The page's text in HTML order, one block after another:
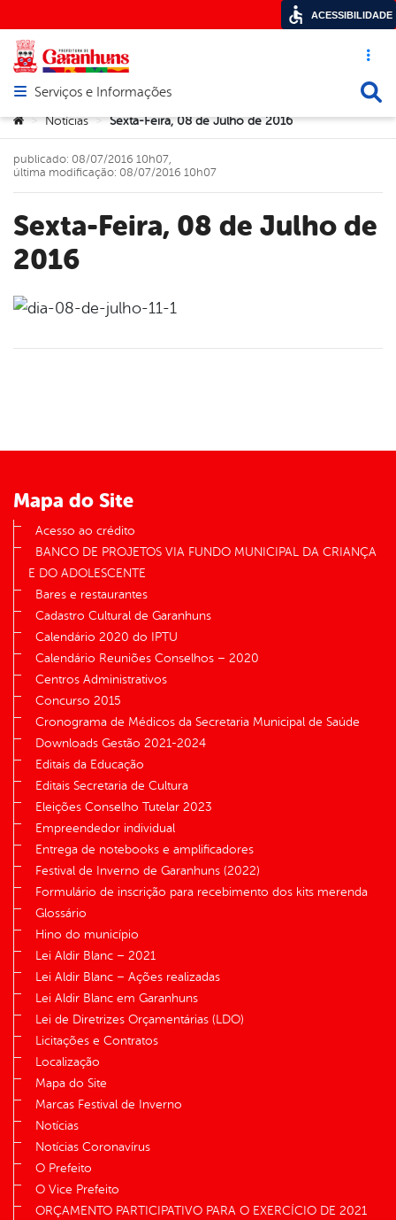
Acesso
Abrir menu principal de navegação
Serviços e Informações
Você está aqui:
> Notícias > Sexta-Feira, 08 de Julho de 2016
Sexta-Feira, 08 de Julho de
2016
publicado: 08/07/2016 10h07,
última modificação: 08/07/2016 10h07
Mapa do Site
Acesso ao crédito
BANCO DE PROJETOS VIA FUNDO MUNICIPAL DA CRIANÇA
E DO ADOLESCENTE
Bares e restaurantes
Cadastro Cultural de Garanhuns
Calendário 2020 do IPTU
Calendário Reuniões Conselhos – 2020
Centros Administrativos
Concurso 2015
Cronograma de Médicos da Secretaria Municipal de Saúde
Downloads Gestão 2021-2024
Editais da Educação
Editais Secretaria de Cultura
Eleições Conselho Tutelar 2023
Empreendedor individual
Entrega de notebooks e amplificadores
Festival de Inverno de Garanhuns (2022)
Formulário de inscrição para recebimento dos kits merenda
Glossário
Hino do município
Lei Aldir Blanc – 2021
Lei Aldir Blanc – Ações realizadas
Lei Aldir Blanc em Garanhuns
Lei de Diretrizes Orçamentárias (LDO)
Licitações e Contratos
Localização
Mapa do Site
Marcas Festival de Inverno
Notícias
Notícias Coronavírus
O Prefeito
O Vice Prefeito
ORÇAMENTO PARTICIPATIVO PARA O EXERCÍCIO DE 2021
ACESSIBILIDADE